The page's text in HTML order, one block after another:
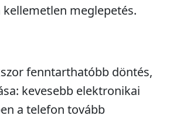
meglepetés.
fenntarthatóbb döntés,
kevesebb elektronikai
a telefon tovább